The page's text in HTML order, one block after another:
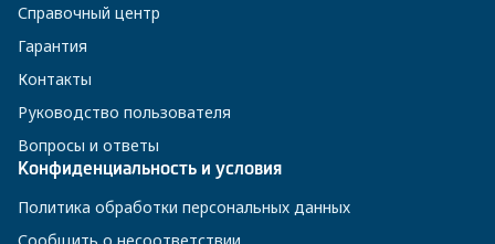
Справочный центр
Гарантия
Контакты
Руководство пользователя
Вопросы и ответы
Конфиденциальность и условия
Политика обработки персональных данных